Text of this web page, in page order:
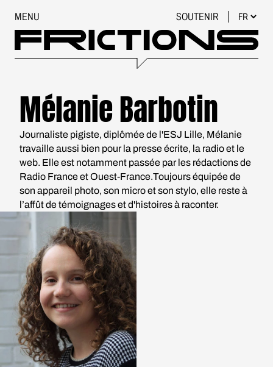
MENU SOUTENIR
Mélanie Barbotin
Journaliste pigiste, diplômée de l'ESJ Lille, Mélanie
travaille aussi bien pour la presse écrite, la radio et le
web. Elle est notamment passée par les rédactions de
Radio France et Ouest-France.Toujours équipée de
son appareil photo, son micro et son stylo, elle reste à
l’affût de témoignages et d'histoires à raconter.